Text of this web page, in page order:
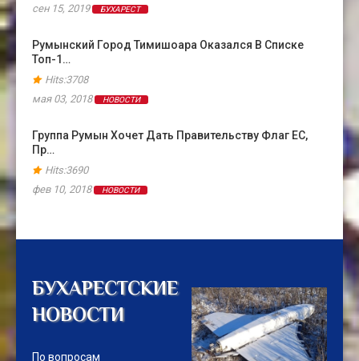
сен 15, 2019
БУХАРЕСТ
Румынский Город Тимишоара Оказался В Cписке
Топ-1…
Hits:3708
мая 03, 2018
НОВОСТИ
Группа Румын Хочет Дать Правительству Флаг ЕС,
Пр…
Hits:3690
фев 10, 2018
НОВОСТИ
БУХАРЕСТСКИЕ
НОВОСТИ
По вопросам